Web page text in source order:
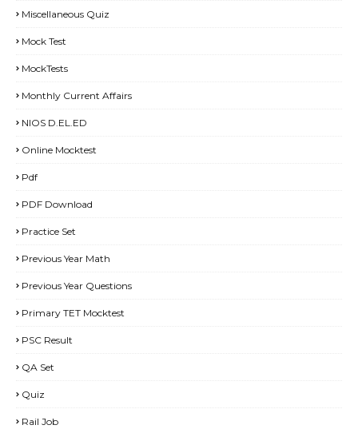
Miscellaneous Quiz
Mock Test
MockTests
Monthly Current Affairs
NIOS D.EL.ED
Online Mocktest
Pdf
PDF Download
Practice Set
Previous Year Math
Previous Year Questions
Primary TET Mocktest
PSC Result
QA Set
Quiz
Rail Job